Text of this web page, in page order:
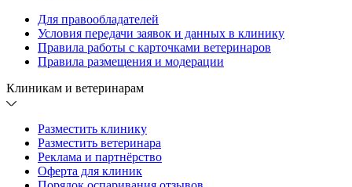
Для правообладателей
Условия передачи заявок и данных в клинику
Правила работы с карточками ветеринаров
Правила размещения и модерации
Клиникам и ветеринарам
Разместить клинику
Разместить ветеринара
Реклама и партнёрство
Оферта для клиник